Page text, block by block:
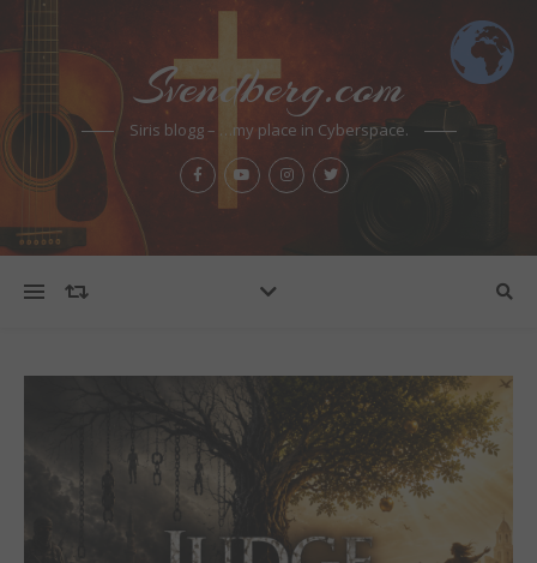
Svendberg.com
Siris blogg – …my place in Cyberspace.